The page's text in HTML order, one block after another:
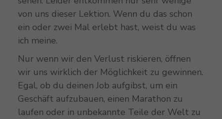
von uns dieser Lektion. Wenn du das schon
ein oder zwei Mal erlebt hast, weist du was
ich meine.
Nur wenn wir den Verlust riskieren, öffnen
wir uns wirklich der Möglichkeit zu gewinnen.
Egal, ob du deinen Job aufgibst, um ein
Geschäft aufzubauen, einen Marathon zu
laufen oder in unbekannte Teile der Welt zu